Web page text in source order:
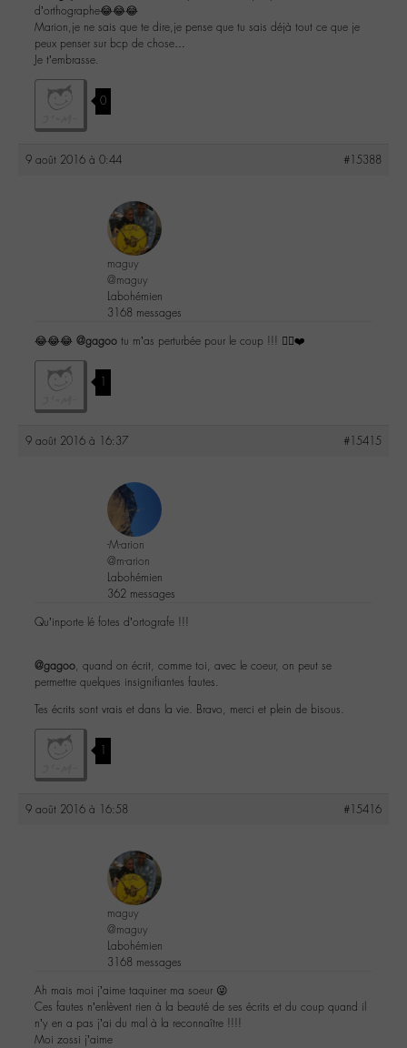
d’orthographe😂😂😂
Marion,je ne sais que te dire,je pense que tu sais déjà tout ce que je
peux penser sur bcp de chose…
Je t’embrasse.
0
9 août 2016 à 0:44 #15388
maguy
@maguy
Labohémien
3168 messages
😂😂😂 @gagoo tu m’as perturbée pour le coup !!! 👌🏼❤️
1
9 août 2016 à 16:37 #15415
-M-arion
@m-arion
Labohémien
362 messages
Qu’inporte lé fotes d’ortografe !!!
@gagoo , quand on écrit, comme toi, avec le coeur, on peut se
permettre quelques insignifiantes fautes.
Tes écrits sont vrais et dans la vie. Bravo, merci et plein de bisous.
1
9 août 2016 à 16:58 #15416
maguy
@maguy
Labohémien
3168 messages
Ah mais moi j’aime taquiner ma soeur 😜
Ces fautes n’enlèvent rien à la beauté de ses écrits et du coup quand il
n’y en a pas j’ai du mal à la reconnaître !!!!
Moi zossi j’aime